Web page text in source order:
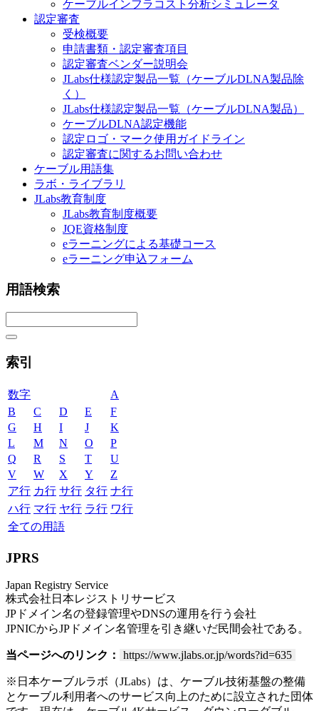
ケーブルインフラコスト分析シミュレータ
認定審査
受検概要
申請書類・認定審査項目
認定審査ベンダー説明会
JLabs仕様認定製品一覧（ケーブルDLNA製品除
く）
JLabs仕様認定製品一覧（ケーブルDLNA製品）
ケーブルDLNA認定機能
認定ロゴ・マーク使用ガイドライン
認定審査に関するお問い合わせ
ケーブル用語集
ラボ・ライブラリ
JLabs教育制度
JLabs教育制度概要
JQE資格制度
eラーニングによる基礎コース
eラーニング申込フォーム
用語検索
索引
数字
A
B
C D E
F
G
H I J
K
L
M N O
P
Q
R S T
U
V
W X Y
Z
ア行 カ行 サ行 タ行 ナ行
ハ行 マ行 ヤ行 ラ行 ワ行
全ての用語
JPRS
Japan Registry Service
株式会社日本レジストリサービス
JPドメイン名の登録管理やDNSの運用を行う会社
JPNICからJPドメイン名管理を引き継いだ民間会社である。
当ページへのリンク： https://www.jlabs.or.jp/words?id=635
※日本ケーブルラボ（JLabs）は、ケーブル技術基盤の整備
とケーブル利用者へのサービス向上のために設立された団体